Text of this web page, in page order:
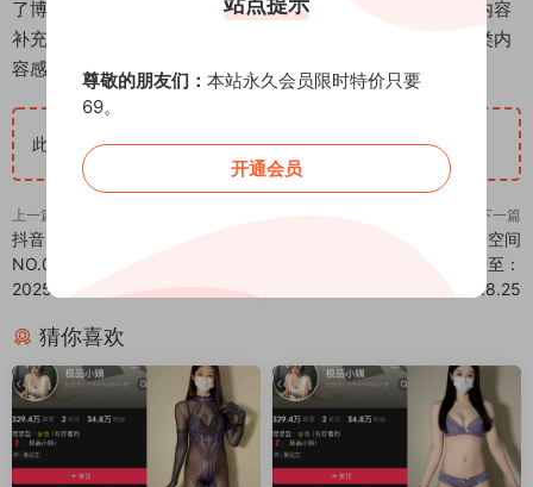
了博主在自拍领域的创作特点，也体现了岛遇平台作为抖音内容
补充平台的价值。所有资料均以客观展示为目的，适合对这类内
容感兴趣的用户查阅参考。
此隐藏内容仅限VIP查看 升级VIP
上一篇
抖音 轩子巨二兔 秘语空间
NO.008期 【36P】最新至：
2025.8.23
下一篇
抖音 轩子巨二兔 秘语空间
NO.008期 【36P】最新至：
2025.8.25
猜你喜欢
尊敬的朋友们： 本站永久会员限时特价只要
69。
开通会员